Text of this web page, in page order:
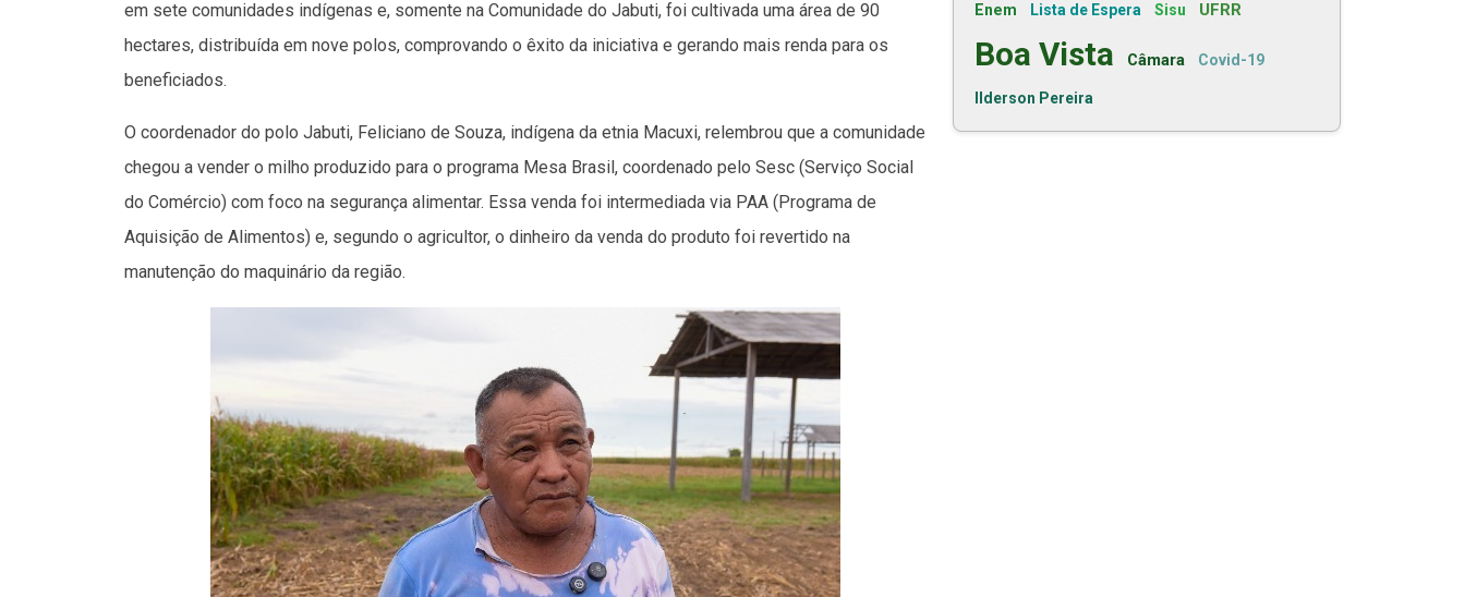
em sete comunidades indígenas e, somente na Comunidade do Jabuti, foi cultivada uma área de 90
hectares, distribuída em nove polos, comprovando o êxito da iniciativa e gerando mais renda para os
beneficiados.
O coordenador do polo Jabuti, Feliciano de Souza, indígena da etnia Macuxi, relembrou que a comunidade
chegou a vender o milho produzido para o programa Mesa Brasil, coordenado pelo Sesc (Serviço Social
do Comércio) com foco na segurança alimentar. Essa venda foi intermediada via PAA (Programa de
Aquisição de Alimentos) e, segundo o agricultor, o dinheiro da venda do produto foi revertido na
manutenção do maquinário da região.
Enem
Lista de Espera Sisu UFRR
Boa Vista Câmara Covid-19
Ilderson Pereira